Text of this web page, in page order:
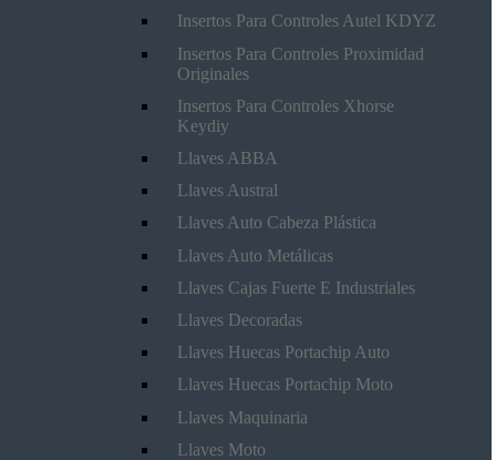
Insertos Para Controles Autel KDYZ
Insertos Para Controles Proximidad
Originales
Insertos Para Controles Xhorse
Keydiy
Llaves ABBA
Llaves Austral
Llaves Auto Cabeza Plástica
Llaves Auto Metálicas
Llaves Cajas Fuerte E Industriales
Llaves Decoradas
Llaves Huecas Portachip Auto
Llaves Huecas Portachip Moto
Llaves Maquinaria
Llaves Moto